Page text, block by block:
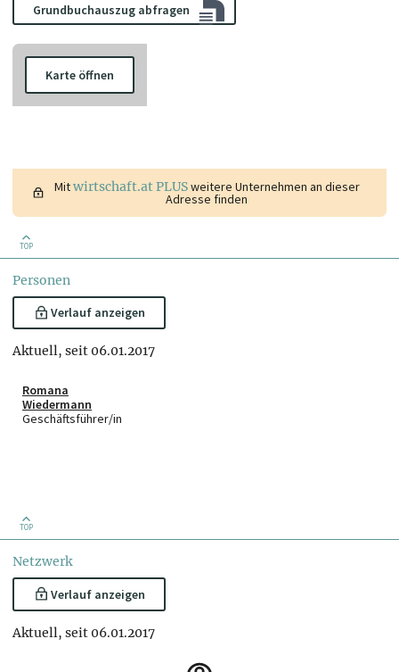
Grundbuchauszug abfragen
Karte öffnen
Mitwirtschaft.at PLUSweitere Unternehmen an dieser
Adresse finden
TOP
Personen
Verlauf anzeigen
Aktuell, seit 06.01.2017
Romana
Wiedermann
Geschäftsführer/in
TOP
Netzwerk
Verlauf anzeigen
Aktuell, seit 06.01.2017